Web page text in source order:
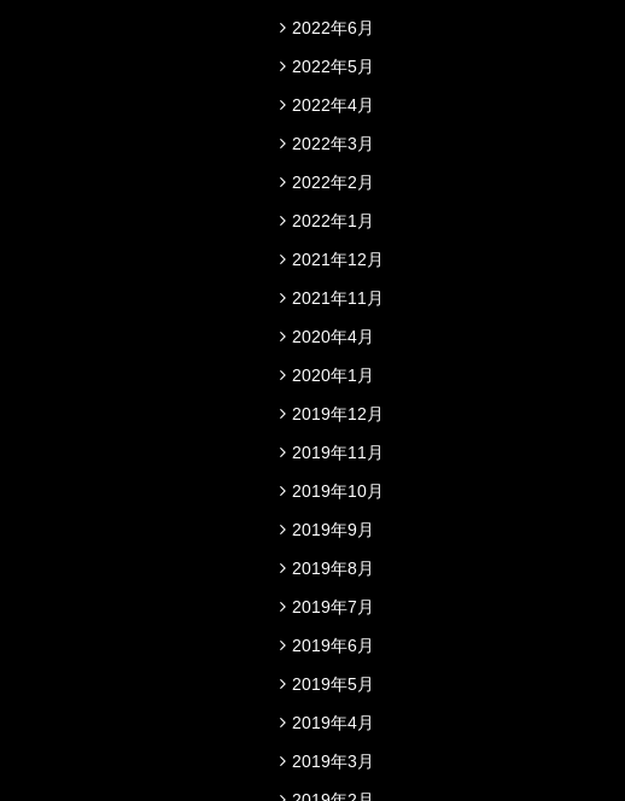
2022年6月
2022年5月
2022年4月
2022年3月
2022年2月
2022年1月
2021年12月
2021年11月
2020年4月
2020年1月
2019年12月
2019年11月
2019年10月
2019年9月
2019年8月
2019年7月
2019年6月
2019年5月
2019年4月
2019年3月